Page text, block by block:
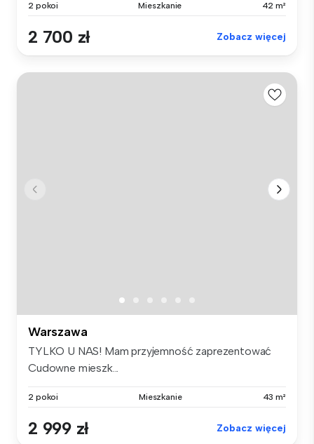
2 pokoi Mieszkanie 42 m²
2 700 zł Zobacz więcej
Warszawa
TYLKO U NAS! Mam przyjemność zaprezentować
Cudowne mieszk...
2 pokoi Mieszkanie 43 m²
2 999 zł Zobacz więcej